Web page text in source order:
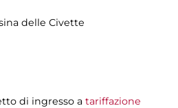
delle Civette
di ingresso a tariffazione